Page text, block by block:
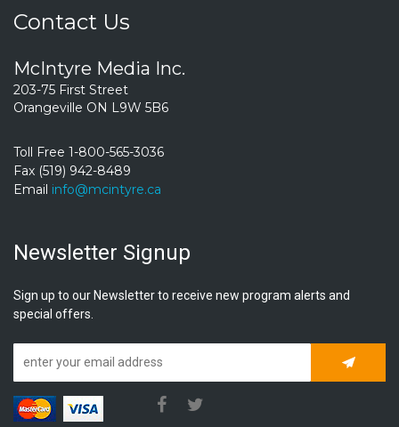
Contact Us
McIntyre Media Inc.
203-75 First Street
Orangeville ON L9W 5B6
Toll Free 1-800-565-3036
Fax (519) 942-8489
Email info@mcintyre.ca
Newsletter Signup
Sign up to our Newsletter to receive new program alerts and
special offers.